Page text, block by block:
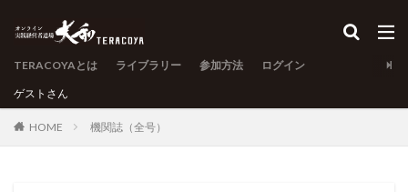
TERACOYAとは ライブラリー 参加方法 ログイン
ゲスト さん
HOME 機関誌（全号）